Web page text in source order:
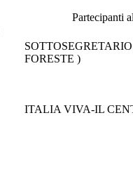
Partecipanti
FORESTE )
ITALIA VIVA-IL